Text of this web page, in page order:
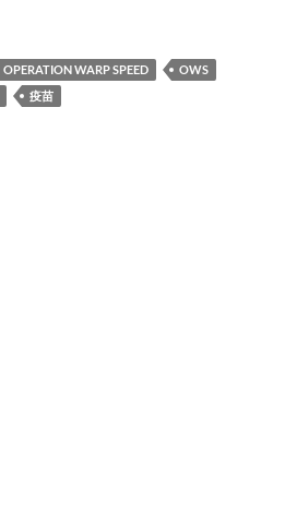
OPERATION WARP SPEED
OWS
疫苗